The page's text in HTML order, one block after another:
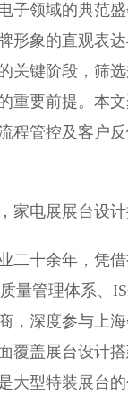
领域的典范盛
形象的直观表
关键阶段，筛
重要前提。本
程管控及客户
电展展台设计
十余年，凭借
量管理体系、
，深度参与上
覆盖展台设计
大型特装展台